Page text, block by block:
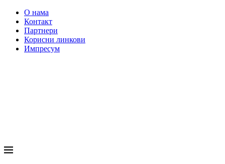
О нама
Контакт
Партнери
Корисни линкови
Импресум